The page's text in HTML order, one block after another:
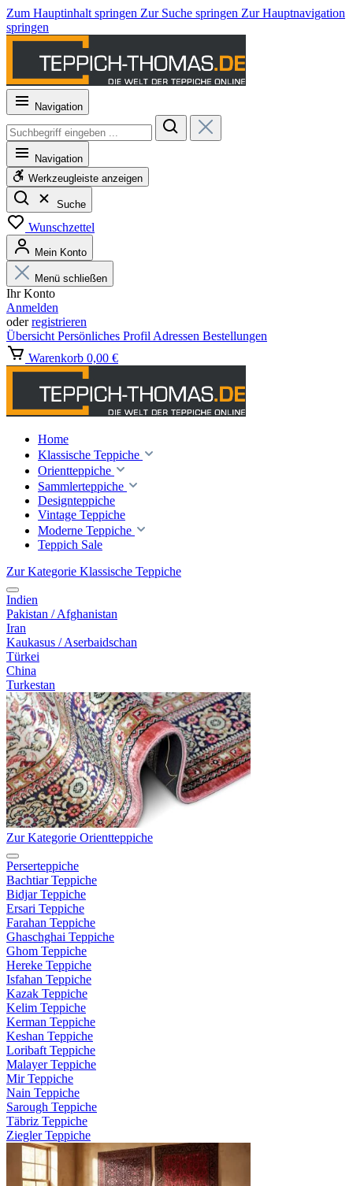
Zum Hauptinhalt springen Zur Suche springen Zur Hauptnavigation
springen
Navigation
Navigation
Werkzeugleiste anzeigen
Suche
Wunschzettel
Mein Konto
Menü schließen
Ihr Konto
Anmelden
oderregistrieren
Übersicht Persönliches Profil Adressen Bestellungen
Warenkorb 0,00 €
Home
Klassische Teppiche
Orientteppiche
Sammlerteppiche
Designteppiche
Vintage Teppiche
Moderne Teppiche
Teppich Sale
Zur Kategorie Klassische Teppiche
Indien
Pakistan / Afghanistan
Iran
Kaukasus / Aserbaidschan
Türkei
China
Turkestan
Zur Kategorie Orientteppiche
Perserteppiche
Bachtiar Teppiche
Bidjar Teppiche
Ersari Teppiche
Farahan Teppiche
Ghaschghai Teppiche
Ghom Teppiche
Hereke Teppiche
Isfahan Teppiche
Kazak Teppiche
Kelim Teppiche
Kerman Teppiche
Keshan Teppiche
Loribaft Teppiche
Malayer Teppiche
Mir Teppiche
Nain Teppiche
Sarough Teppiche
Täbriz Teppiche
Ziegler Teppiche